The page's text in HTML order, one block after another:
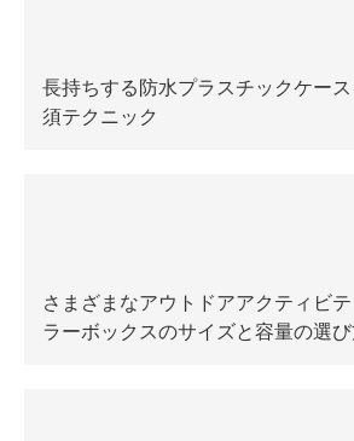
長持ちする防水プラスチックケー
須テクニック
さまざまなアウトドアアクティビ
ラーボックスのサイズと容量の選